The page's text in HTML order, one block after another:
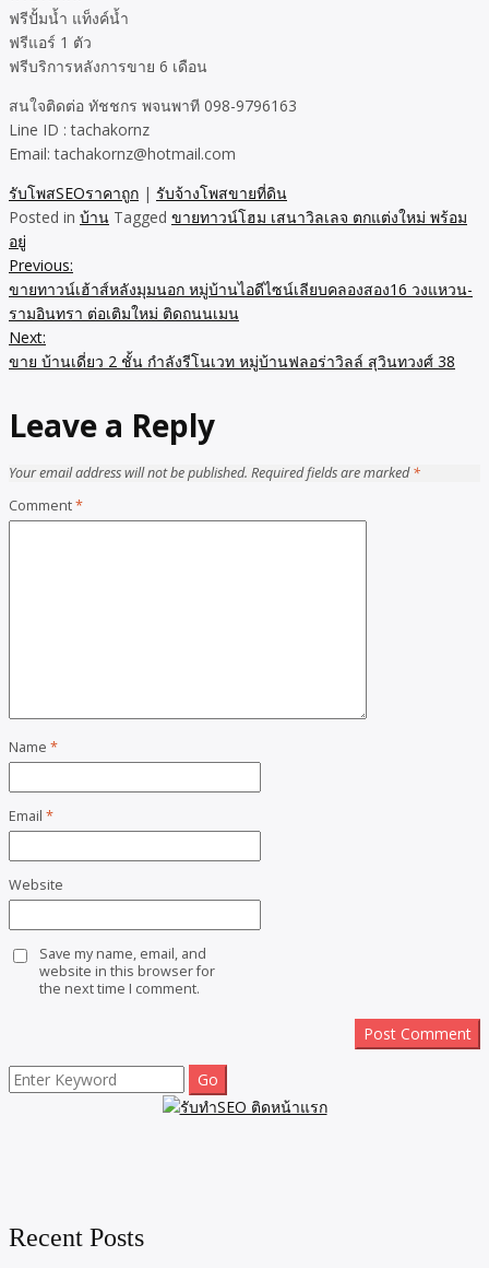
ฟรีปั้มน้ำ แท็งค์น้ำ
ฟรีแอร์ 1 ตัว
ฟรีบริการหลังการขาย 6 เดือน
สนใจติดต่อ ทัชชกร พจนพาที 098-9796163
Line ID : tachakornz
Email: tachakornz@hotmail.com
รับโพสSEOราคาถูก | รับจ้างโพสขายที่ดิน
Posted in บ้าน Tagged ขายทาวน์โฮม เสนาวิลเลจ ตกแต่งใหม่ พร้อม
อยู่
Post
navigation
Previous:
ขายทาวน์เฮ้าส์หลังมุมนอก หมู่บ้านไอดีไซน์เลียบคลองสอง16 วงแหวน-
รามอินทรา ต่อเติมใหม่ ติดถนนเมน
Next:
ขาย บ้านเดี่ยว 2 ชั้น กำลังรีโนเวท หมู่บ้านฟลอร่าวิลล์ สุวินทวงศ์ 38
Leave a Reply
Your email address will not be published. Required fields are marked*
Comment*
Name *
Email *
Website
Save my name, email, and
website in this browser for
the next time I comment.
Search
for:
Recent Posts